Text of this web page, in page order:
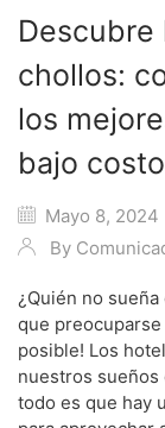
Descubre
chollos:
los
bajo costo
Mayo 8, 2024
By
¿Quién no
que preocuparse
posible! Los
nuestros sueños
todo es que hay